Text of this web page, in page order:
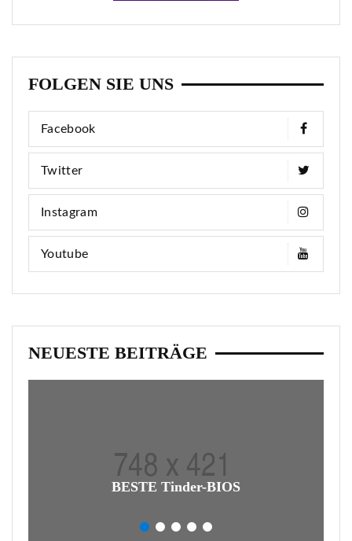
FOLGEN SIE UNS
Facebook
Twitter
Instagram
Youtube
NEUESTE BEITRÄGE
BESTE Tinder-BIOS